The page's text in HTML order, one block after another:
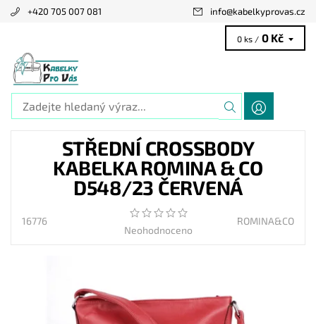
+420 705 007 081 info@kabelkyprovas.cz
0 ks / 0 Kč
STŘEDNÍ CROSSBODY
KABELKA ROMINA & CO
D548/23 ČERVENÁ
16776
Neohodnoceno
ROMINA&CO